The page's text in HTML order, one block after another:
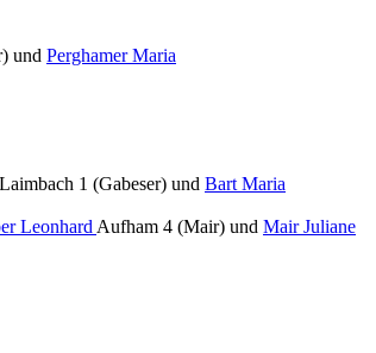
und Perghamer Maria
Laimbach 1 (Gabeser) und Bart Maria
Leonhard Aufham 4 (Mair) und Mair Juliane